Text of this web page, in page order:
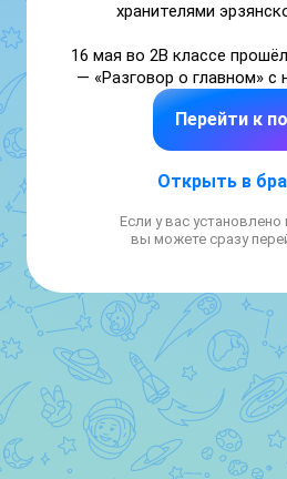
хранителями
16 мая во 2В классе
— «Разговор о главном» с
Татьяной Ивановной
газеты «Эрзянь мастор»
наследия, вместе с
народа.
Учащиеся 2В
узнали много нового об
познакомились с
бардов, поэтов и
«Келу».
Перейти к
Открыть в
Если у вас
вы можете сразу